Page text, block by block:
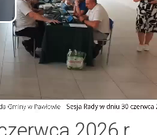
2026 r.